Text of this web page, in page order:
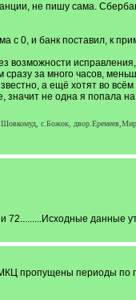
не пишу сама.
0, и банк поставил, к
за много часов,
а ещё хотят во
значит не одна я попала на
с.Божок,
данные
пропущены периоды по